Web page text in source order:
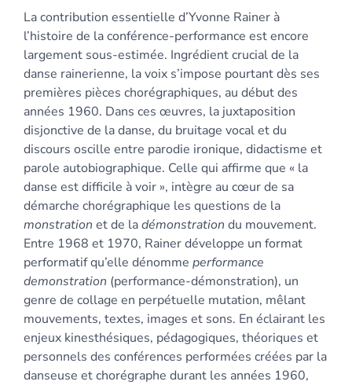
Bibliographie
Notes
Citer cet article
Auteur
La contribution essentielle d’Yvonne Rainer à
l’histoire de la conférence-performance est encore
largement sous-estimée. Ingrédient crucial de la
danse rainerienne, la voix s’impose pourtant dès ses
premières pièces chorégraphiques, au début des
années 1960. Dans ces œuvres, la juxtaposition
disjonctive de la danse, du bruitage vocal et du
discours oscille entre parodie ironique, didactisme et
parole autobiographique. Celle qui affirme que « la
danse est difficile à voir », intègre au cœur de sa
démarche chorégraphique les questions de la
monstration et de ladémonstration du mouvement.
Entre 1968 et 1970, Rainer développe un format
performatif qu’elle dénomme performance
demonstration (performance-démonstration), un
genre de collage en perpétuelle mutation, mêlant
mouvements, textes, images et sons. En éclairant les
enjeux kinesthésiques, pédagogiques, théoriques et
personnels des conférences performées créées par la
danseuse et chorégraphe durant les années 1960,